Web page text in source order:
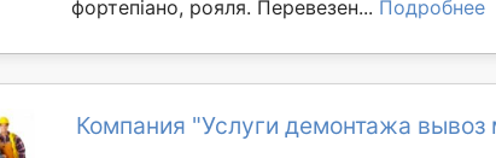
фортепіано, рояля. Перевезен... Подробнее
Компания "Услуги демонтажа вывоз